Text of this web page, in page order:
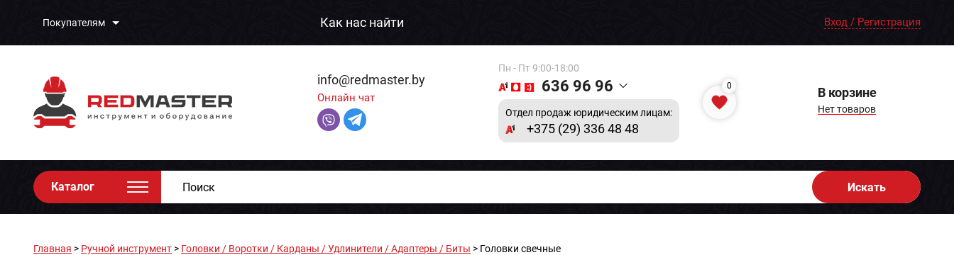
Покупателям Как нас найти Вход / Регистрация
info@redmaster.by
Онлайн чат
Пн - Пт 9:00-18:00
636 96 96
Отдел продаж юридическим лицам:
+375 (29) 336 48 48
0 В корзине
Нет товаров
Каталог Искать
Главная > Ручной инструмент > Головки / Воротки / Карданы / Удлинители / Адаптеры / Биты > Головки свечные